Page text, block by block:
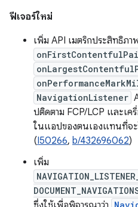
ฟีเจอร์ใหม่
เพิ่ม API เมตริกประสิทธิภ
NavigationListener
ปติดตาม FCP/LCP และเค
ในแอปของตนเองแทนที่จ
(I50266, b/432696062)
เพิ่ม